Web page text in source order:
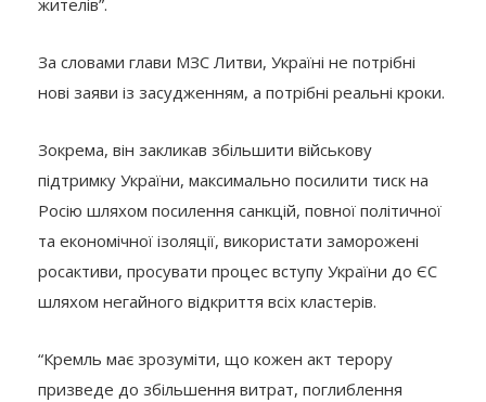
жителів”.
За словами глави МЗС Литви, Україні не потрібні
нові заяви із засудженням, а потрібні реальні кроки.
Зокрема, він закликав збільшити військову
підтримку України, максимально посилити тиск на
Росію шляхом посилення санкцій, повної політичної
та економічної ізоляції, використати заморожені
росактиви, просувати процес вступу України до ЄС
шляхом негайного відкриття всіх кластерів.
“Кремль має зрозуміти, що кожен акт терору
призведе до збільшення витрат, поглиблення